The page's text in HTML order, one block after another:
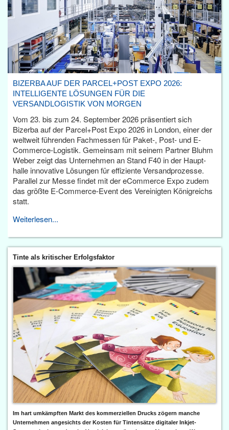
BIZERBA AUF DER PARCEL+POST EXPO 2026:
INTELLIGENTE LÖSUNGEN FÜR DIE
VERSANDLOGISTIK VON MORGEN
Vom 23. bis zum 24. September 2026 präsentiert sich
Bizerba auf der Parcel+Post Expo 2026 in London, einer der
weltweit führenden Fachmessen für Paket-, Post- und E-
Commerce-Logistik. Gemeinsam mit seinem Partner Bluhm
Weber zeigt das Unternehmen an Stand F40 in der Haupt­
halle innovative Lösungen für effiziente Versandprozesse.
Parallel zur Messe findet mit der eCommerce Expo zudem
das größte E-Commerce-Event des Vereinigten Königreichs
statt.
Weiterlesen...
Tinte als kritischer Erfolgsfaktor
Im hart umkämpften Markt des kommerziellen Drucks zögern manche
Unternehmen angesichts der Kosten für Tintensätze digitaler Inkjet-